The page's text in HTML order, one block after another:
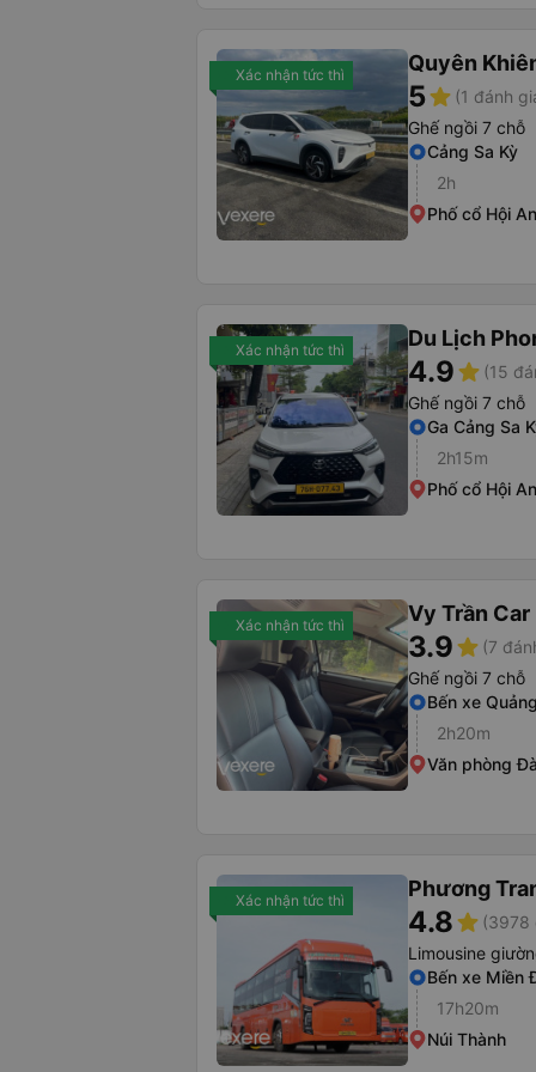
Xác nhận tức thì Quyên
5star (1 đánh
Ghế ngồi 7 chỗ
Cảng Sa Kỳ
2h
Phố cổ Hội An
Xác nhận tức thì Du Lịch
4.9star (15
Ghế ngồi 7 chỗ
Ga Cảng Sa
2h15m
Phố cổ Hội An
Xác nhận tức thì Vy Trần Car
3.9star (7
Ghế ngồi 7 chỗ
Bến xe
2h20m
Văn phòng
Xác nhận tức thì Phương
4.8star (3978
Limousine
Bến xe Miền
17h20m
Núi Thành